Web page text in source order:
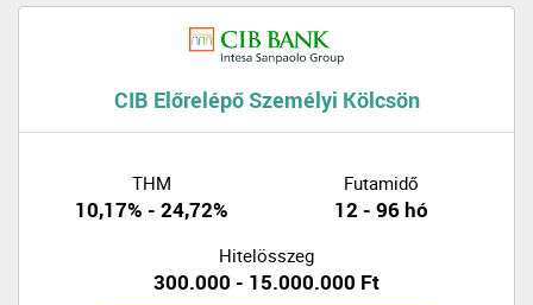
CIB Előrelépő Személyi Kölcsön
THM
10,17% - 24,72%
Futamidő
12 - 96 hó
Hitelösszeg
300.000 - 15.000.000 Ft